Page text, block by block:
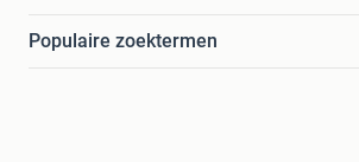
Populaire zoektermen